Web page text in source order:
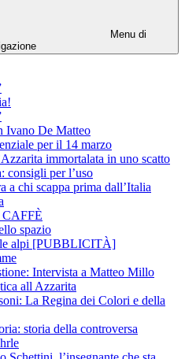
Menu di
Ivano De Matteo
per il 14 marzo
immortalata in uno scatto
consigli per l’uso
a chi scappa prima dall’Italia
spazio
alpi [PUBBLICITÀ]
Intervista a Matteo Millo
all Azzarita
La Regina dei Colori e della
storia della controversa